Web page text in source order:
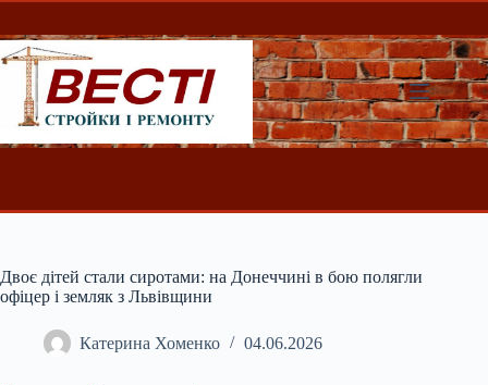
Перейти
вмісту
Двоє дітей стали сиротами: на Донеччині в бою полягли
офіцер і земляк з Львівщини
Катерина Хоменко 04.06.2026